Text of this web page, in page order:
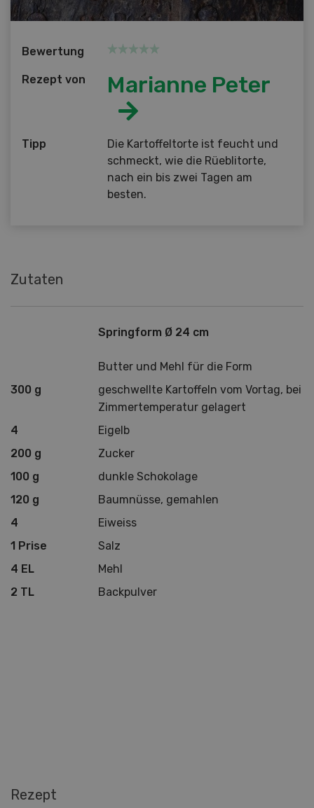
Bewertung
Rezept von Marianne Peter
Tipp
Die Kartoffeltorte ist feucht und
schmeckt, wie die Rüeblitorte,
nach ein bis zwei Tagen am
besten.
Zutaten
Springform Ø 24 cm
Butter und Mehl für die Form
300 g
geschwellte Kartoffeln vom Vortag, bei
Zimmertemperatur gelagert
4
Eigelb
200 g
Zucker
100 g
dunkle Schokolage
120 g
Baumnüsse, gemahlen
4
Eiweiss
1 Prise
Salz
4 EL
Mehl
2 TL
Backpulver
Rezept